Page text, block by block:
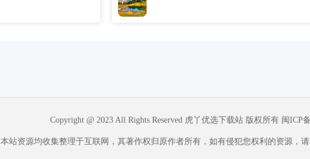
Copyright @ 2023 All Rights Reserved 虎丫优选下载站 版权所有 闽ICP
本站资源均收集整理于互联网，其著作权归原作者所有，如有侵犯您权利的资源，请